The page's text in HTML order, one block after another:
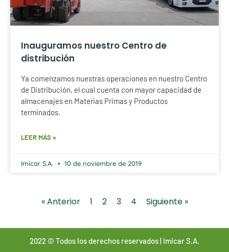
Inauguramos nuestro Centro de
distribución
Ya comenzamos nuestras operaciones en nuestro Centro
de Distribución, el cual cuenta con mayor capacidad de
almacenajes en Materias Primas y Productos
terminados.
LEER MÁS »
Imicar S.A. 10 de noviembre de 2019
« Anterior 1 2 3 4 Siguiente »
2022 © Todos los derechos reservados | Imicar S.A.